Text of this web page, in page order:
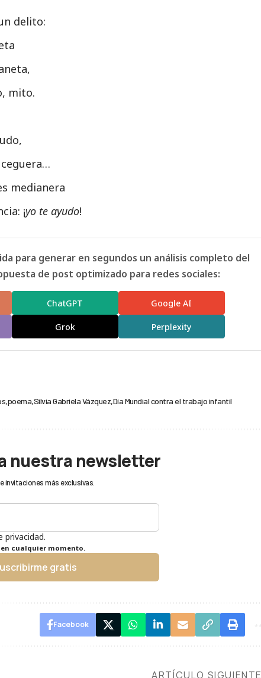
delito:
mito.
medianera
¡yo te ayudo!
para generar en segundos un análisis completo del
de post optimizado para redes sociales:
ChatGPT Google AI
Grok Perplexity
poema Silvia Gabriela Vázquez Día Mundial contra el trabajo infantil
nuestra newsletter
invitaciones más exclusivas.
privacidad.
cualquier momento.
gratis
Facebook
ARTÍCULO SIGUIENTE